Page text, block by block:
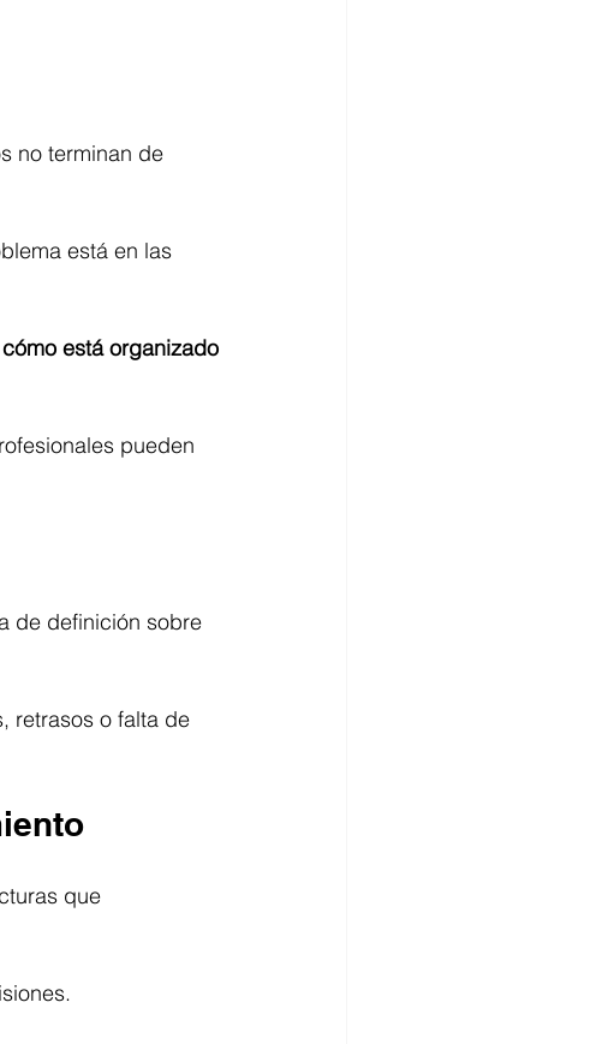
no terminan de
está en las
cómo está organizado
pueden
de definición sobre
retrasos o falta de
que